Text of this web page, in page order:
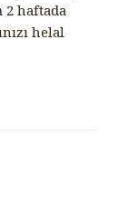
2 haftada
helal